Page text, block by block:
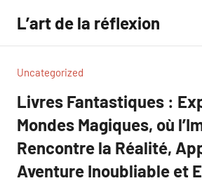
contenu
L’art de la réflexion
Uncategorized
Livres Fantastiques :
Mondes Magiques, où
Rencontre la Réalité,
Aventure Inoubliable et